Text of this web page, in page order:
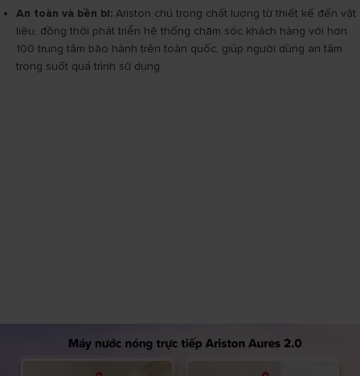
An toàn và bền bỉ: Ariston chú trọng chất lượng từ thiết kế đến vật
liệu, đồng thời phát triển hệ thống chăm sóc khách hàng với hơn
100 trung tâm bảo hành trên toàn quốc, giúp người dùng an tâm
trong suốt quá trình sử dụng.